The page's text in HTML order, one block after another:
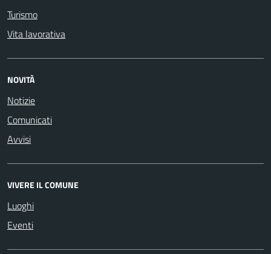
Turismo
Vita lavorativa
NOVITÀ
Notizie
Comunicati
Avvisi
VIVERE IL COMUNE
Luoghi
Eventi